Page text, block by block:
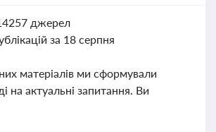
джерел
за 18 серпня
матеріалів ми сформували
на актуальні запитання. Ви